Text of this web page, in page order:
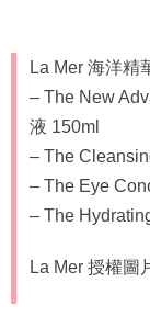
La Mer 海洋精
– The New
液 150ml
– The
– The Eye
– The
La Mer 授權圖